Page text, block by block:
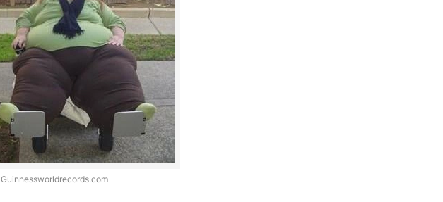
Guinnessworldrecords.com